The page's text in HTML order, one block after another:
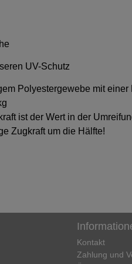
UV-Schutz
Polyestergewebe mit
ist der Wert in der
Zugkraft um die Hälfte!
Kontakt
Zahlung und